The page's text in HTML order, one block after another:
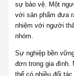
sự bảo vệ. Một
với sản phẩm đưa
nhiệm với người
nhóm.
Sự nghiệp bền
đơn trong gia đình.
thể có nhiều đối